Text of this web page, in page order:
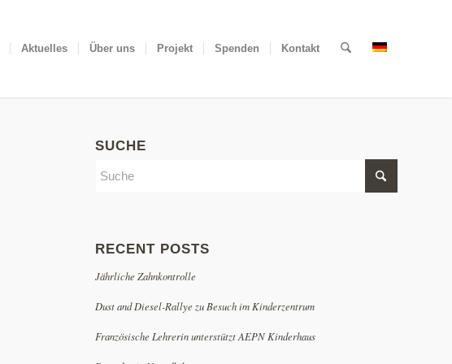
Aktuelles Über uns Projekt Spenden Kontakt
SUCHE
RECENT POSTS
Jährliche Zahnkontrolle
Dust and Diesel-Rallye zu Besuch im Kinderzentrum
Französische Lehrerin unterstützt AEPN Kinderhaus